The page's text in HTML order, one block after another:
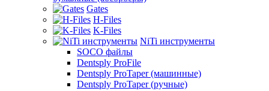
Gates
H-Files
K-Files
NiTi инструменты
SOCO файлы
Dentsply ProFile
Dentsply ProTaper (машинные)
Dentsply ProTaper (ручные)